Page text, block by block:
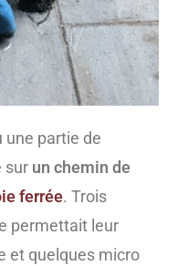
une partie de
sur un chemin de
ferrée. Trois
permettait leur
et quelques micro